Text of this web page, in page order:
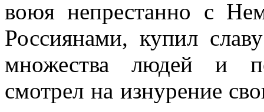
воюя непрестанно с
Россиянами, купил
множества людей и
смотрел на изнурение